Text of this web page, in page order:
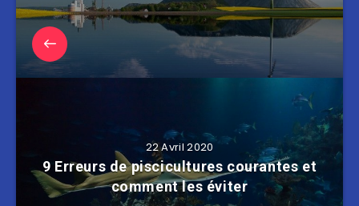
22 Avril 2020
9 Erreurs de piscicultures courantes et
comment les éviter